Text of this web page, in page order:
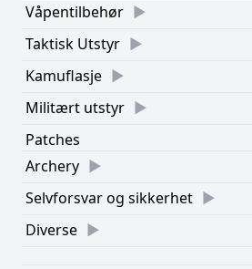
Våpentilbehør
Taktisk Utstyr
Kamuflasje
Militært utstyr
Patches
Archery
Selvforsvar og sikkerhet
Diverse